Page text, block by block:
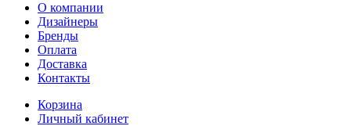
О компании
Дизайнеры
Бренды
Оплата
Доставка
Контакты
Корзина
Личный кабинет